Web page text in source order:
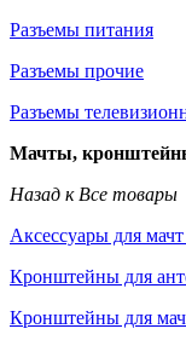
Разъемы питания
Разъемы прочие
Разъемы
Мачты,
Назад к Все товары
Аксессуары для
Кронштейны для
Кронштейны для